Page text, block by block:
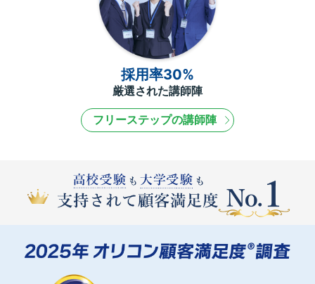
採用率30%
厳選された講師陣
フリーステップの講師陣